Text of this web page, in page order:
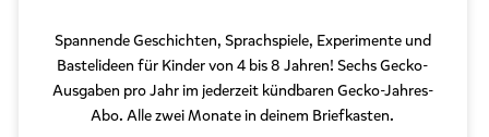
Spannende Geschichten, Sprachspiele, Experimente und
Bastelideen für Kinder von 4 bis 8 Jahren! Sechs Gecko-
Ausgaben pro Jahr im jederzeit kündbaren Gecko-Jahres-
Abo. Alle zwei Monate in deinem Briefkasten.